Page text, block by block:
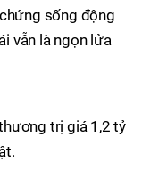
sống động
vẫn là ngọn lửa
trị giá 1,2 tỷ